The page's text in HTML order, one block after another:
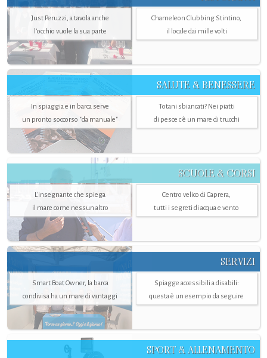
Just Peruzzi, a tavola anche
l’occhio vuole la sua parte
Chameleon Clubbing Stintino,
il locale dai mille volti
SALUTE & BENESSERE
In spiaggia e in barca serve
un pronto soccorso "da manuale"
Totani sbiancati? Nei piatti
di pesce c'è un mare di trucchi
SCUOLE & CORSI
L'insegnante che spiega
il mare come nessun altro
Centro velico di Caprera,
tutti i segreti di acqua e vento
SERVIZI
Smart Boat Owner, la barca
condivisa ha un mare di vantaggi
Spiagge accessibili a disabili:
questa è un esempio da seguire
SPORT & ALLENAMENTO